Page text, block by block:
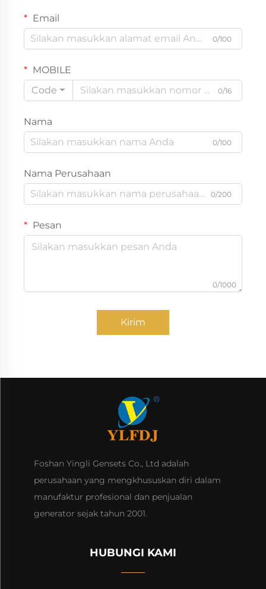
Email
0/100
MOBILE
Code
0/16
Nama
0/100
Nama Perusahaan
0/200
Pesan
0/1000
Kirim
Foshan Yingli Gensets Co., Ltd adalah
perusahaan yang mengkhususkan diri dalam
manufaktur profesional dan penjualan
generator sejak tahun 2001.
HUBUNGI KAMI